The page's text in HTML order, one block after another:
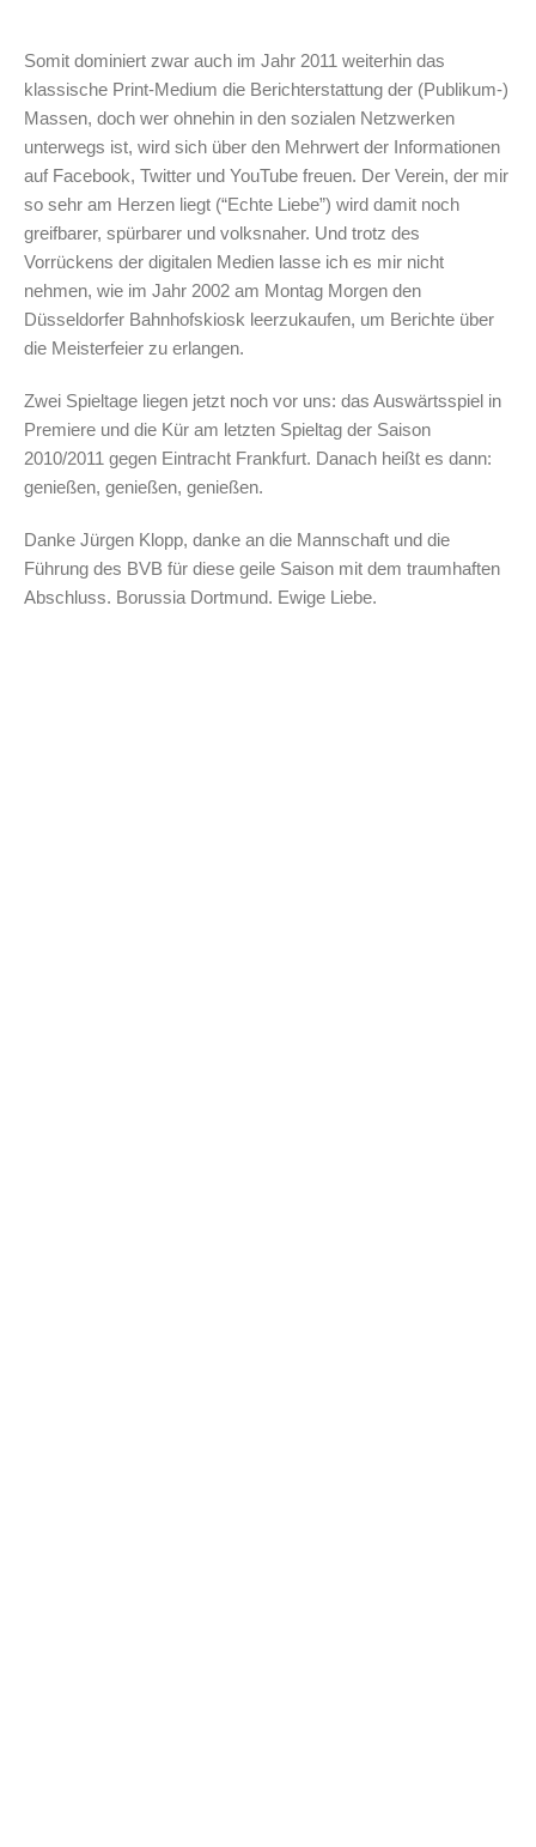
Somit dominiert zwar auch im Jahr 2011 weiterhin das
klassische Print-Medium die Berichterstattung der (Publikum-)
Massen, doch wer ohnehin in den sozialen Netzwerken
unterwegs ist, wird sich über den Mehrwert der Informationen
auf Facebook, Twitter und YouTube freuen. Der Verein, der mir
so sehr am Herzen liegt (“Echte Liebe”) wird damit noch
greifbarer, spürbarer und volksnaher. Und trotz des
Vorrückens der digitalen Medien lasse ich es mir nicht
nehmen, wie im Jahr 2002 am Montag Morgen den
Düsseldorfer Bahnhofskiosk leerzukaufen, um Berichte über
die Meisterfeier zu erlangen.
Zwei Spieltage liegen jetzt noch vor uns: das Auswärtsspiel in
Premiere und die Kür am letzten Spieltag der Saison
2010/2011 gegen Eintracht Frankfurt. Danach heißt es dann:
genießen, genießen, genießen.
Danke Jürgen Klopp, danke an die Mannschaft und die
Führung des BVB für diese geile Saison mit dem traumhaften
Abschluss. Borussia Dortmund. Ewige Liebe.